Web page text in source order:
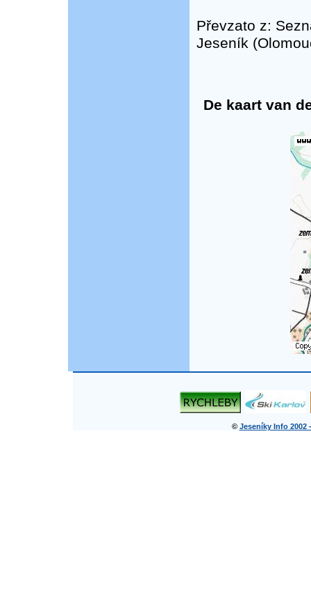
Převzato z:
Jeseník
De kaart van
© Jeseníky Info 2002